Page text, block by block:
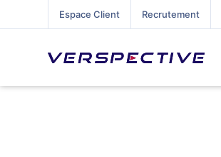
Espace Client Recrutement